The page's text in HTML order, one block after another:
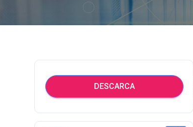
DESCARCA